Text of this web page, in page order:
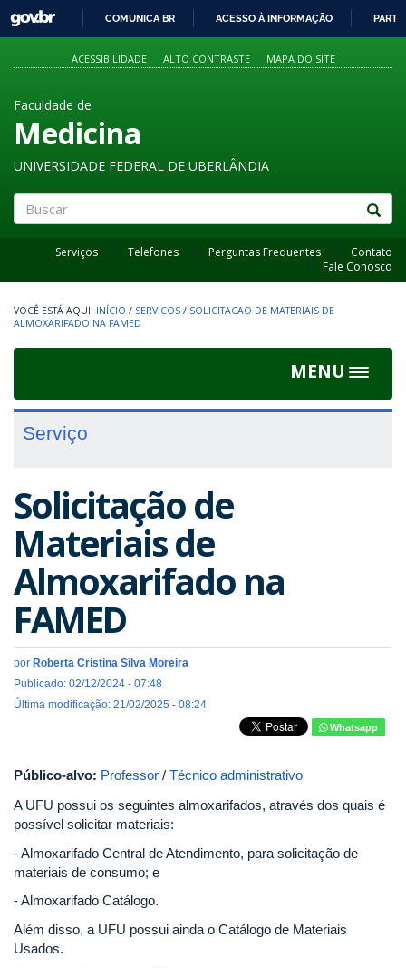
PARA
O
GOVBR
COMUNICA BR ACESSO À INFORMAÇÃO
ACESSIBILIDADE ALTO CONTRASTE MAPA DO SITE
Faculdade de
Medicina
UNIVERSIDADE FEDERAL DE UBERLÂNDIA
Serviços Telefones Perguntas Frequentes
Contato
Fale Conosco
INÍCIO / SERVICOS / SOLICITACAO DE MATERIAIS DE
ALMOXARIFADO NA FAMED
MENU
Toggle
Serviço
Solicitação de
Materiais de
Almoxarifado na
FAMED
por Roberta Cristina Silva Moreira
Publicado: 02/12/2024 - 07:48
Última modificação: 21/02/2025 - 08:24
Whatsapp
Público-alvo: Professor / Técnico administrativo
A UFU possui os seguintes almoxarifados, através dos quais é
possível solicitar materiais:
- Almoxarifado Central de Atendimento, para solicitação de
materiais de consumo; e
- Almoxarifado Catálogo.
Além disso, a UFU possui ainda o Catálogo de Materiais
Usados.